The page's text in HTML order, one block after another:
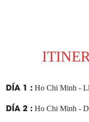
DÍA 1 : Ho Chi Minh -
DÍA 2 : Ho Chi Minh -